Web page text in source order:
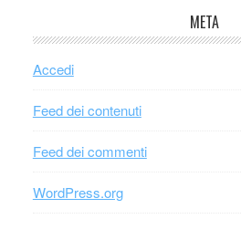
META
Accedi
Feed dei contenuti
Feed dei commenti
WordPress.org